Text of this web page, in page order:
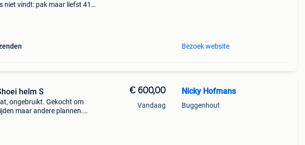
niet vindt: pak maar liefst 41%
Bezoek website
helm S
ongebruikt. Gekocht om
maar andere plannen.
€ 600,00
Vandaag
Nicky Hofmans
Buggenhout